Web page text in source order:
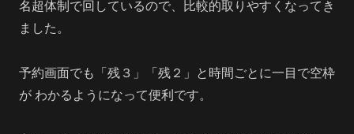
名超体制で回しているので、比較的取りやすくなってき
ました。
予約画面でも「残３」「残２」と時間ごとに一目で空枠
が わかるようになって便利です。